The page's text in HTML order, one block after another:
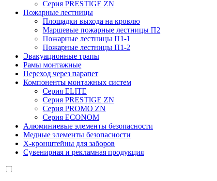
Серия PRESTIGE ZN
Пожарные лестницы
Площадки выхода на кровлю
Маршевые пожарные лестницы П2
Пожарные лестницы П1-1
Пожарные лестницы П1-2
Эвакуационные трапы
Рамы монтажные
Переход через парапет
Компоненты монтажных систем
Серия ELITE
Серия PRESTIGE ZN
Серия PROMO ZN
Серия ECONOM
Алюминиевые элементы безопасности
Медные элементы безопасности
X-кронштейны для заборов
Сувенирная и рекламная продукция